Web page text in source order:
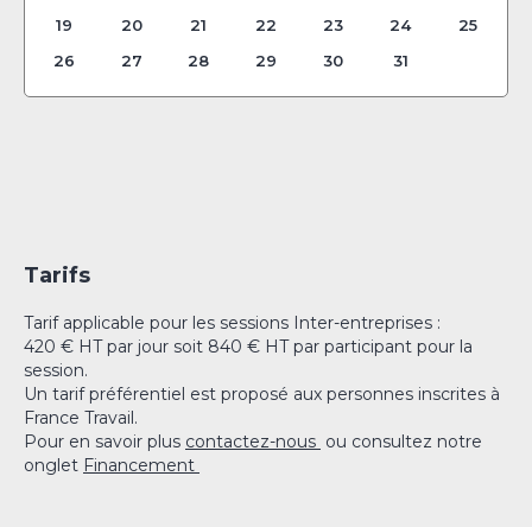
19
20 21 22 23 24
25
26
27 28 29 30 31
Tarifs
Tarif applicable pour les sessions Inter-entreprises :
420 € HT par jour soit 840 € HT par participant pour la
session.
Un tarif préférentiel est proposé aux personnes inscrites à
France Travail.
Pour en savoir plus contactez-nous ou consultez notre
onglet Financement